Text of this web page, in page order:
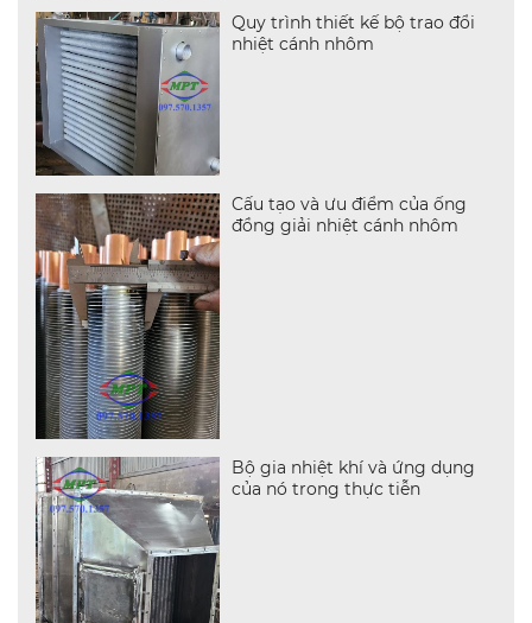
Quy trình thiết kế bộ trao đổi
nhiệt cánh nhôm
Cấu tạo và ưu điểm của ống
đồng giải nhiệt cánh nhôm
Bộ gia nhiệt khí và ứng dụng
của nó trong thực tiễn